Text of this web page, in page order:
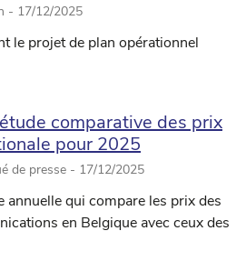
- 17/12/2025
le projet de plan opérationnel
comparative des prix
pour 2025
de presse - 17/12/2025
annuelle qui compare les prix des
en Belgique avec ceux des